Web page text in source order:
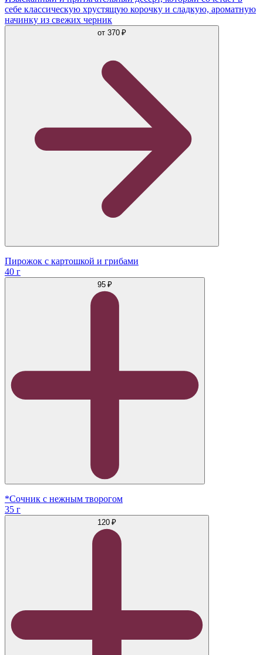
себе классическую хрустящую корочку и сладкую, ароматную
начинку из свежих черник
от 370 ₽
Пирожок с картошкой и грибами
40 г
95 ₽
*Сочник с нежным творогом
35 г
120 ₽